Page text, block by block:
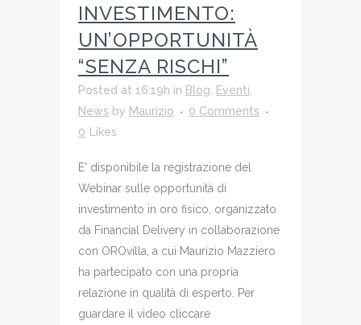
INVESTIMENTO:
UN’OPPORTUNITÀ
“SENZA RISCHI”
Posted at 16:19h in Blog Eventi
News by Maurizio
0 Comments
0
Likes
E' disponibile la registrazione del
Webinar sulle opportunità di
investimento in oro fisico, organizzato
da Financial Delivery in collaborazione
con OROvilla, a cui Maurizio Mazziero
ha partecipato con una propria
relazione in qualità di esperto. Per
guardare il video cliccare